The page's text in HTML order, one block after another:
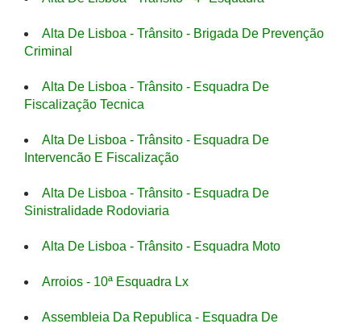
Alta De Lisboa - Trânsito - Brigada De Prevenção
Criminal
Alta De Lisboa - Trânsito - Esquadra De
Fiscalização Tecnica
Alta De Lisboa - Trânsito - Esquadra De
Intervencão E Fiscalização
Alta De Lisboa - Trânsito - Esquadra De
Sinistralidade Rodoviaria
Alta De Lisboa - Trânsito - Esquadra Moto
Arroios - 10ª Esquadra Lx
Assembleia Da Republica - Esquadra De